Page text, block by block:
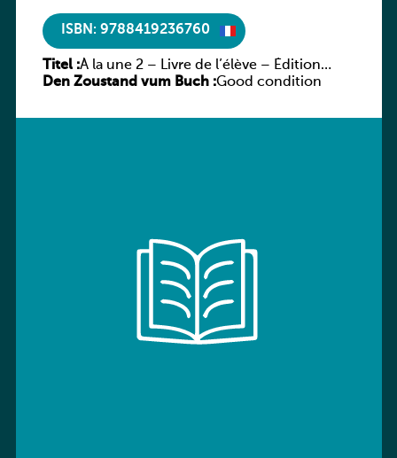
ISBN: 9788419236760
Titel :À la une 2 – Livre de l’élève – Édition
hybride
Den Zoustand vum Buch :Good condition